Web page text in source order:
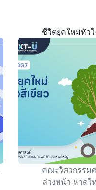
ชีวิตยุคใหม่หัวใ
คณะวิศวกรรม
ล่วงหน้า-หาดใ